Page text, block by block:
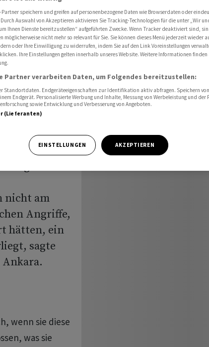
sieht
die
nicht am
Angriffe,
hätten, ein
sagte
Ankara.
wenn sie diese
was sie
-Partner speichern und greifen auf personenbezogene Daten wie Browserdaten oder
Auswahl von Akzeptieren aktivieren Sie Tracking-Technologien für die unter „Wir
Ihnen Dienste bereitzustellen“ aufgeführten Zwecke. Wenn Tracker deaktiviert sind,
möglicherweise nicht mehr so relevant für Sie. Sie können dieses Menü jederzeit wieder
oder Ihre Einwilligung zu widerrufen, indem Sie auf den Link Voreinstellungen
Ihre Einstellungen gelten innerhalb unseres Website. Weitere Informationen finden
Partner verarbeiten Daten, um Folgendes bereitzustellen:
Standortdaten. Endgeräteeigenschaften zur Identifikation aktiv abfragen. Speichern
Endgerät. Personalisierte Werbung und Inhalte, Messung von Werbeleistung und der
sowie Entwicklung und Verbesserung von Angeboten.
(Lieferanten)
EINSTELLUNGEN AKZEPTIEREN